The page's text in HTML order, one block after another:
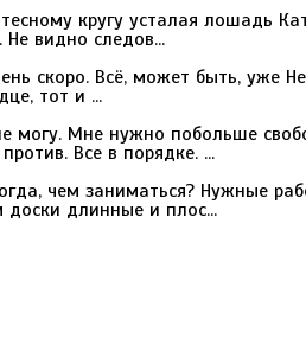
кругу усталая лошадь
видно следов...
скоро. Всё, может быть, уже
тот и ...
могу. Мне нужно побольше
Все в порядке. ...
чем заниматься? Нужные
длинные и плос...